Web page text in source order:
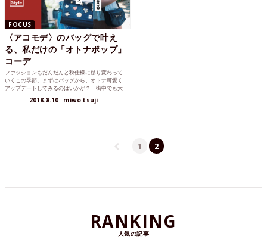
FOCUS
〈アコモデ〉のバッグで叶え
る、私だけの「オトナポップ」
コーデ
ファッションもだんだんと秋仕様に移り変わって
いくこの季節。まずはバッグから、オトナ可愛く
アップデートしてみるのはいかが？ 街中でも大
からミーティア的オススメアイテムをピックアッ
2018.8.10 miwo tsuji
1 2
RANKING
人気の記事